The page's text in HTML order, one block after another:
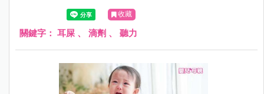
傷，所以爸媽就困擾了。很多醫師都跟爸媽說；「不需要清
耳屎，耳屎會自己排出」。收藏
關鍵字： 耳屎 、 滴劑 、 聽力